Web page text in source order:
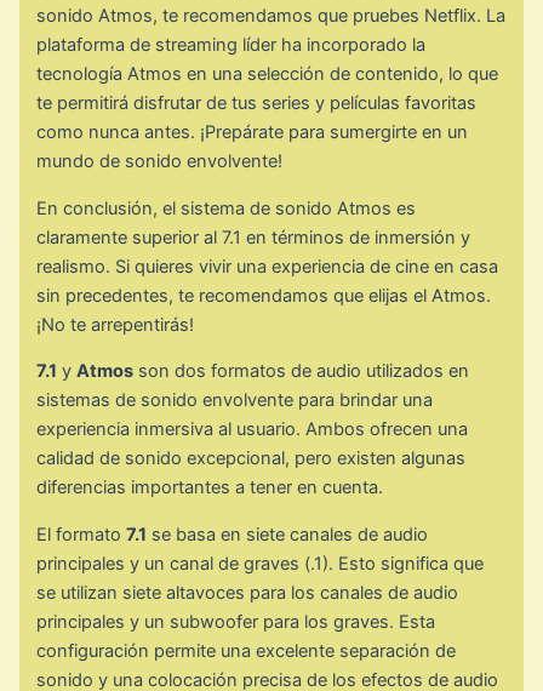
sonido Atmos, te recomendamos que pruebes Netflix. La
plataforma de streaming líder ha incorporado la
tecnología Atmos en una selección de contenido, lo que
te permitirá disfrutar de tus series y películas favoritas
como nunca antes. ¡Prepárate para sumergirte en un
mundo de sonido envolvente!
En conclusión, el sistema de sonido Atmos es
claramente superior al 7.1 en términos de inmersión y
realismo. Si quieres vivir una experiencia de cine en casa
sin precedentes, te recomendamos que elijas el Atmos.
¡No te arrepentirás!
7.1 yAtmos son dos formatos de audio utilizados en
sistemas de sonido envolvente para brindar una
experiencia inmersiva al usuario. Ambos ofrecen una
calidad de sonido excepcional, pero existen algunas
diferencias importantes a tener en cuenta.
El formato7.1 se basa en siete canales de audio
principales y un canal de graves (.1). Esto significa que
se utilizan siete altavoces para los canales de audio
principales y un subwoofer para los graves. Esta
configuración permite una excelente separación de
sonido y una colocación precisa de los efectos de audio